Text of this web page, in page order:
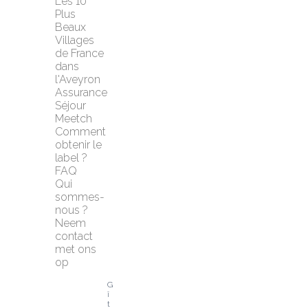
Plus
Beaux
Villages
de France
dans
l'Aveyron
Assurance
Séjour
Meetch
Comment
obtenir le
label ?
FAQ
Qui
sommes-
nous ?
Neem
contact
met ons
op
G
î
t